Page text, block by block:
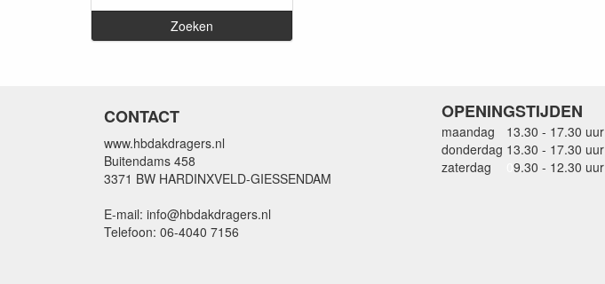
CONTACT
www.hbdakdragers.nl
Buitendams 458
3371 BW HARDINXVELD-GIESSENDAM
E-mail: info@hbdakdragers.nl
Telefoon: 06-4040 7156
OPENINGSTIJDEN
maandag 13.30 - 17.30 uur
donderdag 13.30 - 17.30 uur
zaterdag
9.30 - 12.30 uur